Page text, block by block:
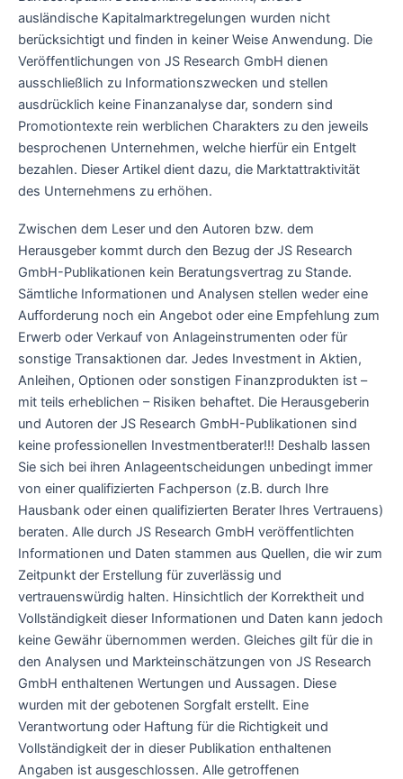
ausländische Kapitalmarktregelungen wurden nicht
berücksichtigt und finden in keiner Weise Anwendung. Die
Veröffentlichungen von JS Research GmbH dienen
ausschließlich zu Informationszwecken und stellen
ausdrücklich keine Finanzanalyse dar, sondern sind
Promotiontexte rein werblichen Charakters zu den jeweils
besprochenen Unternehmen, welche hierfür ein Entgelt
bezahlen. Dieser Artikel dient dazu, die Marktattraktivität
des Unternehmens zu erhöhen.
Zwischen dem Leser und den Autoren bzw. dem
Herausgeber kommt durch den Bezug der JS Research
GmbH-Publikationen kein Beratungsvertrag zu Stande.
Sämtliche Informationen und Analysen stellen weder eine
Aufforderung noch ein Angebot oder eine Empfehlung zum
Erwerb oder Verkauf von Anlageinstrumenten oder für
sonstige Transaktionen dar. Jedes Investment in Aktien,
Anleihen, Optionen oder sonstigen Finanzprodukten ist –
mit teils erheblichen – Risiken behaftet. Die Herausgeberin
und Autoren der JS Research GmbH-Publikationen sind
keine professionellen Investmentberater!!! Deshalb lassen
Sie sich bei ihren Anlageentscheidungen unbedingt immer
von einer qualifizierten Fachperson (z.B. durch Ihre
Hausbank oder einen qualifizierten Berater Ihres Vertrauens)
beraten. Alle durch JS Research GmbH veröffentlichten
Informationen und Daten stammen aus Quellen, die wir zum
Zeitpunkt der Erstellung für zuverlässig und
vertrauenswürdig halten. Hinsichtlich der Korrektheit und
Vollständigkeit dieser Informationen und Daten kann jedoch
keine Gewähr übernommen werden. Gleiches gilt für die in
den Analysen und Markteinschätzungen von JS Research
GmbH enthaltenen Wertungen und Aussagen. Diese
wurden mit der gebotenen Sorgfalt erstellt. Eine
Verantwortung oder Haftung für die Richtigkeit und
Vollständigkeit der in dieser Publikation enthaltenen
Angaben ist ausgeschlossen. Alle getroffenen